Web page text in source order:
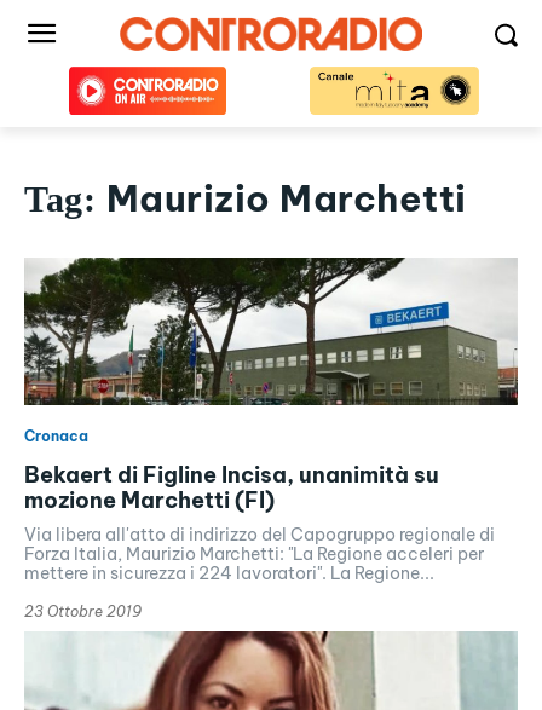
Tag: Maurizio Marchetti
Cronaca
Bekaert di Figline Incisa, unanimità su
mozione Marchetti (FI)
Via libera all'atto di indirizzo del Capogruppo regionale di
Forza Italia, Maurizio Marchetti: "La Regione acceleri per
mettere in sicurezza i 224 lavoratori". La Regione...
23 Ottobre 2019